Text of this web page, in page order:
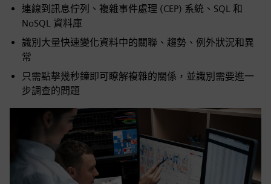
連線到訊息佇列、複雜事件處理 (CEP) 系統、SQL 和
NoSQL 資料庫
識別大量快速變化資料中的關聯、趨勢、例外狀況和異
常
只需點擊幾秒鐘即可瞭解複雜的關係，並識別需要進一
步調查的問題